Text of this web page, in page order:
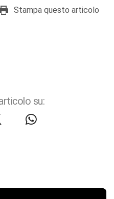
Stampa questo articolo
su: